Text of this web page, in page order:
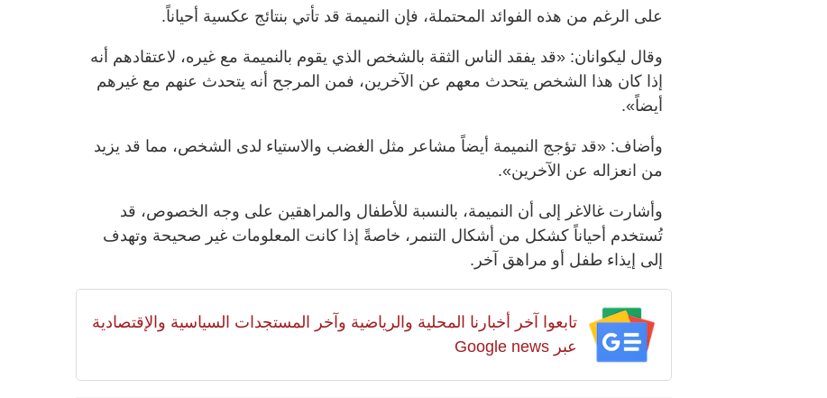
على الرغم من هذه الفوائد المحتملة، فإن النميمة قد تأتي بنتائج عكسية أحياناً.
وقال ليكوانان: «قد يفقد الناس الثقة بالشخص الذي يقوم بالنميمة مع غيره، لاعتقادهم أنه
إذا كان هذا الشخص يتحدث معهم عن الآخرين، فمن المرجح أنه يتحدث عنهم مع غيرهم
أيضاً».
وأضاف: «قد تؤجج النميمة أيضاً مشاعر مثل الغضب والاستياء لدى الشخص، مما قد يزيد
من انعزاله عن الآخرين».
وأشارت غالاغر إلى أن النميمة، بالنسبة للأطفال والمراهقين على وجه الخصوص، قد
تُستخدم أحياناً كشكل من أشكال التنمر، خاصةً إذا كانت المعلومات غير صحيحة وتهدف
إلى إيذاء طفل أو مراهق آخر.
تابعوا آخر أخبارنا المحلية والرياضية وآخر المستجدات السياسية والإقتصادية
عبر Google news